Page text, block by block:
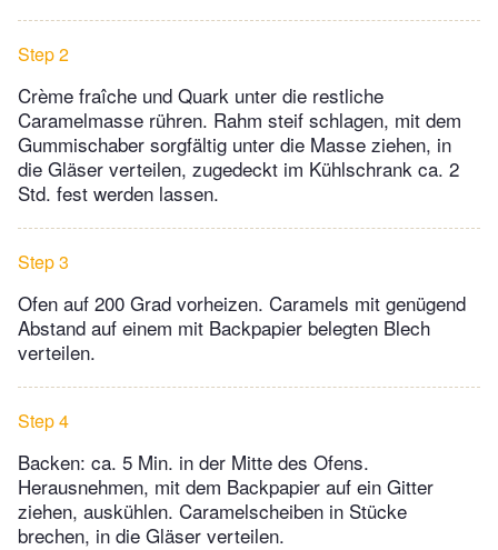
Step 2
Crème fraîche und Quark unter die restliche
Caramelmasse rühren. Rahm steif schlagen, mit dem
Gummischaber sorgfältig unter die Masse ziehen, in
die Gläser verteilen, zugedeckt im Kühlschrank ca. 2
Std. fest werden lassen.
Step 3
Ofen auf 200 Grad vorheizen. Caramels mit genügend
Abstand auf einem mit Backpapier belegten Blech
verteilen.
Step 4
Backen: ca. 5 Min. in der Mitte des Ofens.
Herausnehmen, mit dem Backpapier auf ein Gitter
ziehen, auskühlen. Caramelscheiben in Stücke
brechen, in die Gläser verteilen.